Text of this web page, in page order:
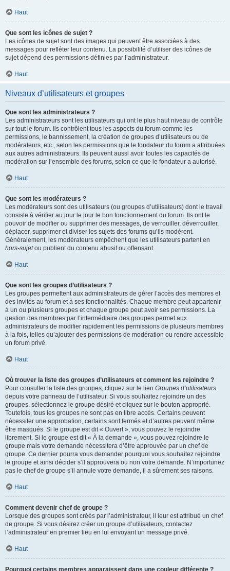
Haut
Que sont les icônes de sujet ?
Les icônes de sujet sont des images qui peuvent être associées à des
messages pour refléter leur contenu. La possibilité d’utiliser des icônes de
sujet dépend des permissions définies par l’administrateur.
Haut
Niveaux d’utilisateurs et groupes
Que sont les administrateurs ?
Les administrateurs sont les utilisateurs qui ont le plus haut niveau de contrôle
sur tout le forum. Ils contrôlent tous les aspects du forum comme les
permissions, le bannissement, la création de groupes d’utilisateurs ou de
modérateurs, etc., selon les permissions que le fondateur du forum a attribuées
aux autres administrateurs. Ils peuvent aussi avoir toutes les capacités de
modération sur l’ensemble des forums, selon ce que le fondateur a autorisé.
Haut
Que sont les modérateurs ?
Les modérateurs sont des utilisateurs (ou groupes d’utilisateurs) dont le travail
consiste à vérifier au jour le jour le bon fonctionnement du forum. Ils ont le
pouvoir de modifier ou supprimer des messages, de verrouiller, déverrouiller,
déplacer, supprimer et diviser les sujets des forums qu’ils modèrent.
Généralement, les modérateurs empêchent que les utilisateurs partent en
hors-sujetou publient du contenu abusif ou offensant.
Haut
Que sont les groupes d’utilisateurs ?
Les groupes permettent aux administrateurs de gérer l’accès des membres et
des invités au forum et à ses fonctionnalités. Chaque membre peut appartenir
à un ou plusieurs groupes et chaque groupe peut avoir ses permissions. La
gestion des membres par l’intermédiaire des groupes permet aux
administrateurs de modifier rapidement les permissions de plusieurs membres
à la fois, telles qu’ajouter des permissions de modération ou rendre accessible
un forum privé.
Haut
Où trouver la liste des groupes d’utilisateurs et comment les rejoindre ?
Pour consulter la liste des groupes, cliquez sur le lien Groupes d’utilisateurs
depuis votre panneau de l’utilisateur. Si vous souhaitez rejoindre un des
groupes, sélectionnez le groupe désiré et cliquez sur le bouton approprié.
Toutefois, tous les groupes ne sont pas en libre accès. Certains peuvent
nécessiter une approbation, certains sont fermés et d’autres peuvent même
être masqués. Si le groupe est dit « Ouvert », vous pouvez le rejoindre
librement. Si le groupe est dit « À la demande », vous pouvez rejoindre le
groupe mais votre demande nécessitera d’être approuvée par un chef de
groupe. Ce dernier pourra vous demander pourquoi vous souhaitez rejoindre
le groupe et ainsi décider s’il approuvera ou non votre demande. N’importunez
pas le chef de groupe s’il annule votre demande, il a sûrement ses raisons.
Haut
Comment devenir chef de groupe ?
Lorsque des groupes sont créés par l’administrateur, il leur est attribué un chef
de groupe. Si vous désirez créer un groupe d’utilisateurs, contactez
l’administrateur en premier lieu en lui envoyant un message privé.
Haut
Pourquoi certains membres apparaissent dans une couleur différente ?